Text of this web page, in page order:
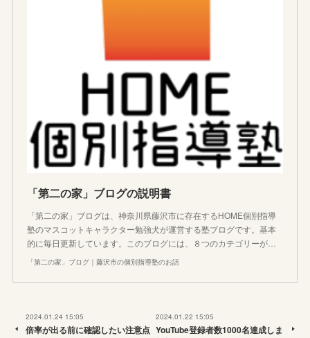
「第二の家」ブログの説明書
「第二の家」ブログは、神奈川県藤沢市に存在するHOME個別指導
塾のマスコットキャラクター勉強犬が運営する塾ブログです。基本
的に毎日更新しています。このブログには、８つのカテゴリーが…
「第二の家」ブログ｜藤沢市の個別指導塾のお話
2024.01.24 15:05
倍率が出る前に確認したい注意点
2024.01.22 15:05
YouTube登録者数1000名達成しま